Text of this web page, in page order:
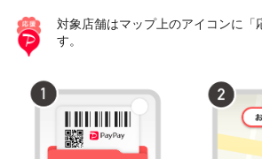
対象店舗はマップ上のアイコンに「
す。